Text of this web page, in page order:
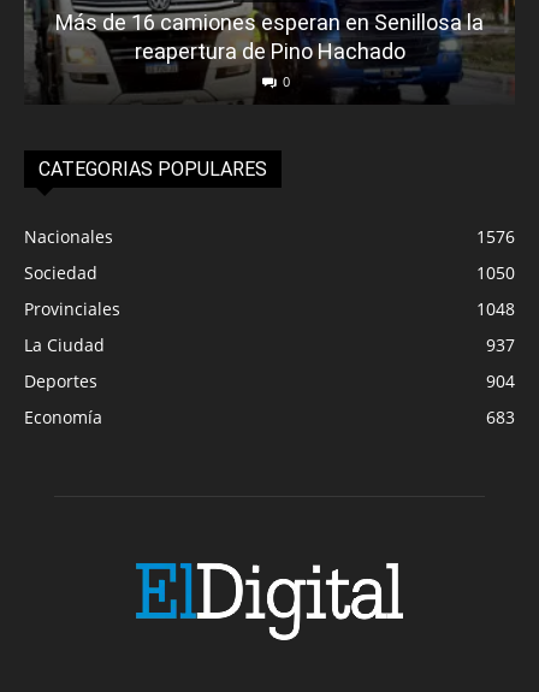
Más de 16 camiones esperan en Senillosa la
reapertura de Pino Hachado
0
CATEGORIAS POPULARES
Nacionales
1576
Sociedad
1050
Provinciales
1048
La Ciudad
937
Deportes
904
Economía
683